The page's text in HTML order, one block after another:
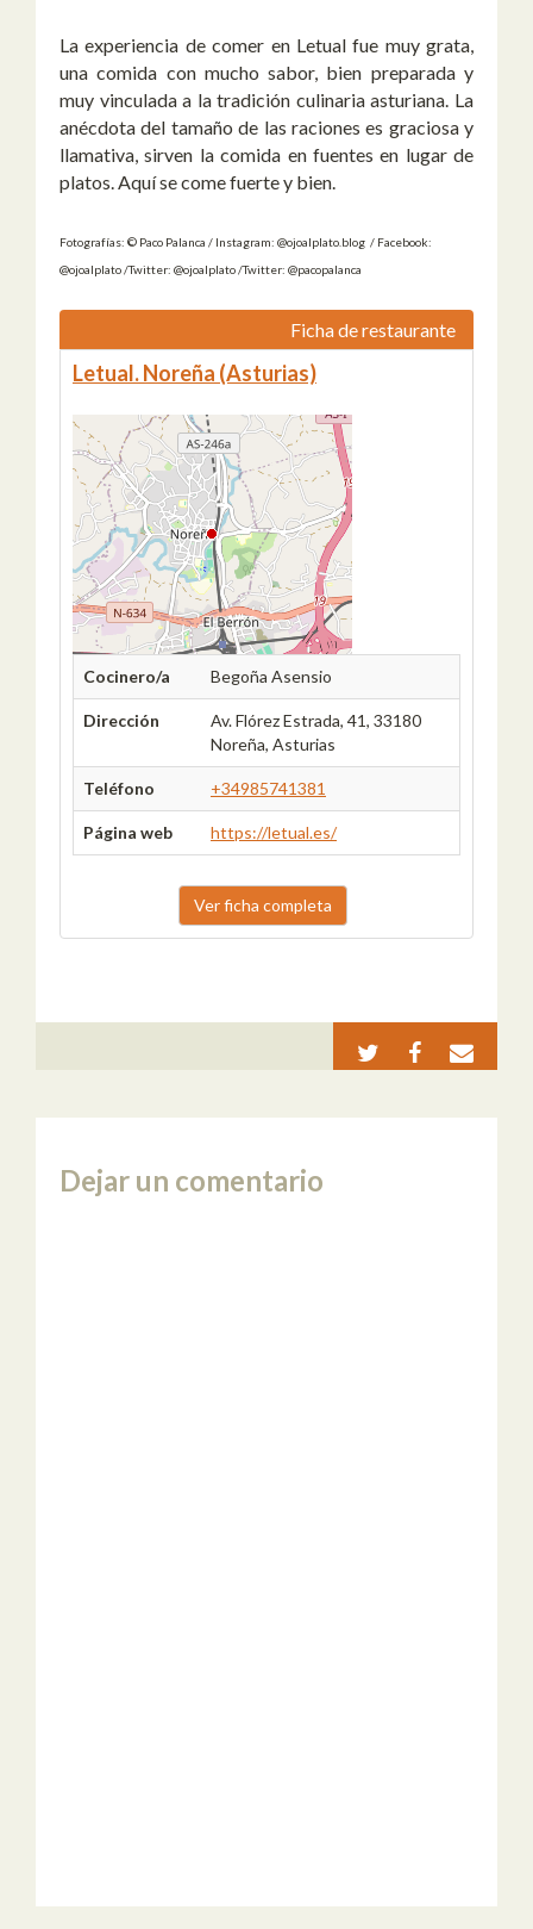
La experiencia de comer en Letual fue muy grata,
una comida con mucho sabor, bien preparada y
muy vinculada a la tradición culinaria asturiana. La
anécdota del tamaño de las raciones es graciosa y
llamativa, sirven la comida en fuentes en lugar de
platos. Aquí se come fuerte y bien.
Fotografías: © Paco Palanca / Instagram: @ojoalplato.blog / Facebook:
@ojoalplato /Twitter: @ojoalplato /Twitter: @pacopalanca
Ficha de restaurante
Letual. Noreña (Asturias)
Cocinero/a Begoña Asensio
Dirección
Av. Flórez Estrada, 41, 33180
Noreña, Asturias
Teléfono +34985741381
Página web https://letual.es/
Ver ficha completa
Dejar un comentario